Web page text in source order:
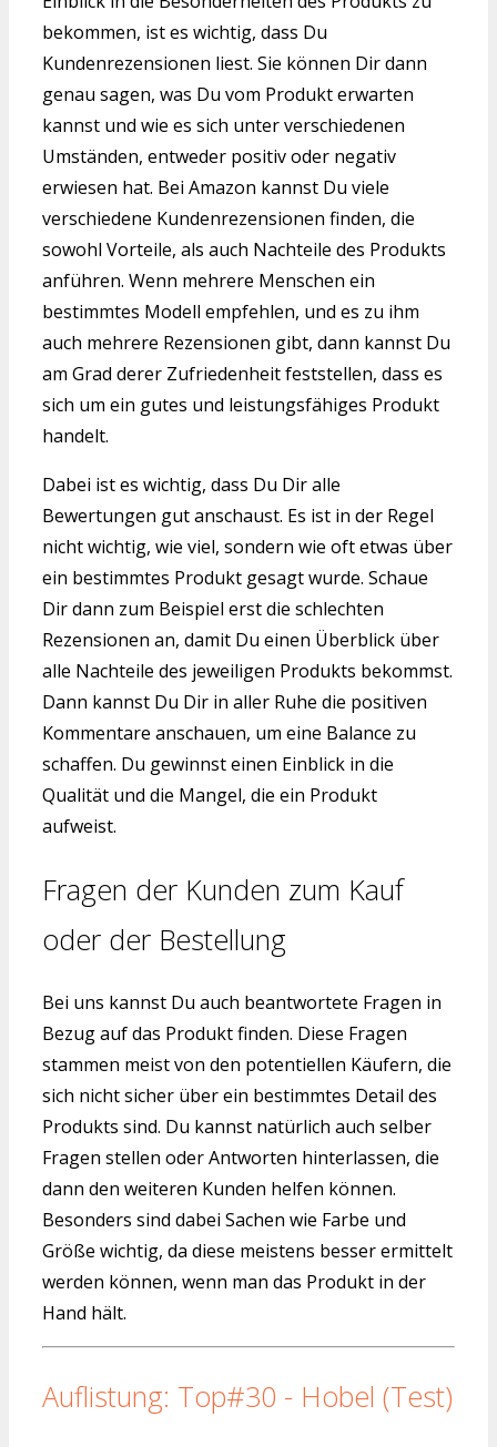
bekommen, ist es wichtig, dass Du
Kundenrezensionen liest. Sie können Dir dann
genau sagen, was Du vom Produkt erwarten
kannst und wie es sich unter verschiedenen
Umständen, entweder positiv oder negativ
erwiesen hat. Bei Amazon kannst Du viele
verschiedene Kundenrezensionen finden, die
sowohl Vorteile, als auch Nachteile des Produkts
anführen. Wenn mehrere Menschen ein
bestimmtes Modell empfehlen, und es zu ihm
auch mehrere Rezensionen gibt, dann kannst Du
am Grad derer Zufriedenheit feststellen, dass es
sich um ein gutes und leistungsfähiges Produkt
handelt.
Dabei ist es wichtig, dass Du Dir alle
Bewertungen gut anschaust. Es ist in der Regel
nicht wichtig, wie viel, sondern wie oft etwas über
ein bestimmtes Produkt gesagt wurde. Schaue
Dir dann zum Beispiel erst die schlechten
Rezensionen an, damit Du einen Überblick über
alle Nachteile des jeweiligen Produkts bekommst.
Dann kannst Du Dir in aller Ruhe die positiven
Kommentare anschauen, um eine Balance zu
schaffen. Du gewinnst einen Einblick in die
Qualität und die Mangel, die ein Produkt
aufweist.
Fragen der Kunden zum Kauf
oder der Bestellung
Bei uns kannst Du auch beantwortete Fragen in
Bezug auf das Produkt finden. Diese Fragen
stammen meist von den potentiellen Käufern, die
sich nicht sicher über ein bestimmtes Detail des
Produkts sind. Du kannst natürlich auch selber
Fragen stellen oder Antworten hinterlassen, die
dann den weiteren Kunden helfen können.
Besonders sind dabei Sachen wie Farbe und
Größe wichtig, da diese meistens besser ermittelt
werden können, wenn man das Produkt in der
Hand hält.
Auflistung: Top#30 - Hobel (Test)